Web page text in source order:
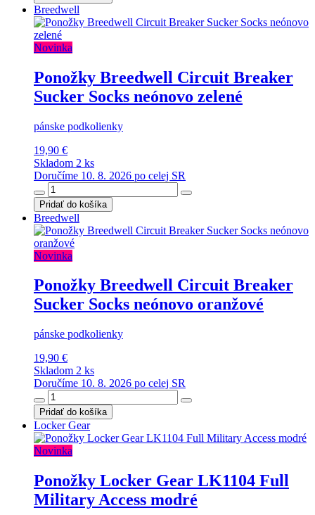
Breedwell
Novinka
Ponožky Breedwell Circuit Breaker
Sucker Socks neónovo zelené
pánske podkolienky
19,90 €
Skladom 2 ks
Doručíme 10. 8. 2026 po celej SR
Pridať do košíka
Breedwell
Novinka
Ponožky Breedwell Circuit Breaker
Sucker Socks neónovo oranžové
pánske podkolienky
19,90 €
Skladom 2 ks
Doručíme 10. 8. 2026 po celej SR
Pridať do košíka
Locker Gear
Novinka
Ponožky Locker Gear LK1104 Full
Military Access modré